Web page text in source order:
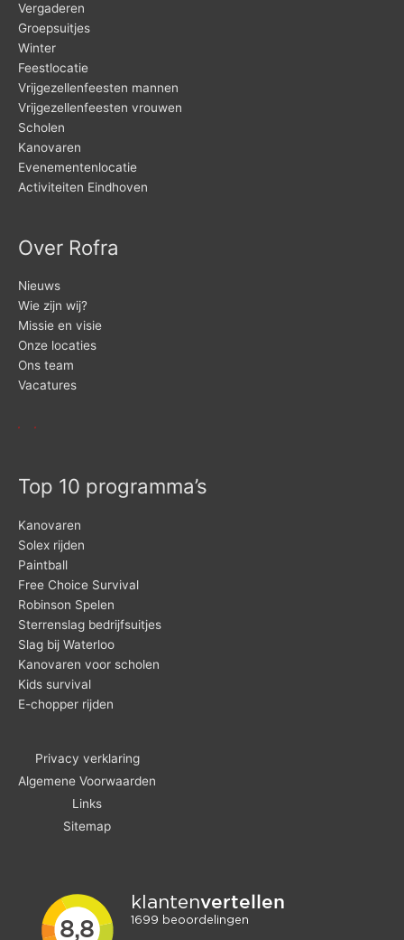
Vergaderen
Groepsuitjes
Winter
Feestlocatie
Vrijgezellenfeesten mannen
Vrijgezellenfeesten vrouwen
Scholen
Kanovaren
Evenementenlocatie
Activiteiten Eindhoven
Over Rofra
Nieuws
Wie zijn wij?
Missie en visie
Onze locaties
Ons team
Vacatures
Top 10 programma’s
Kanovaren
Solex rijden
Paintball
Free Choice Survival
Robinson Spelen
Sterrenslag bedrijfsuitjes
Slag bij Waterloo
Kanovaren voor scholen
Kids survival
E-chopper rijden
Privacy verklaring
Algemene Voorwaarden
Links
Sitemap